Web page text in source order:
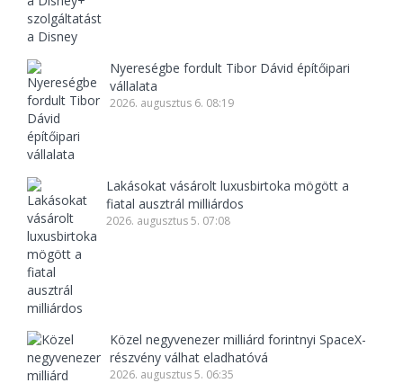
Nyereségbe fordult Tibor Dávid építőipari
vállalata
2026. augusztus 6. 08:19
Lakásokat vásárolt luxusbirtoka mögött a
fiatal ausztrál milliárdos
2026. augusztus 5. 07:08
Közel negyvenezer milliárd forintnyi SpaceX-
részvény válhat eladhatóvá
2026. augusztus 5. 06:35